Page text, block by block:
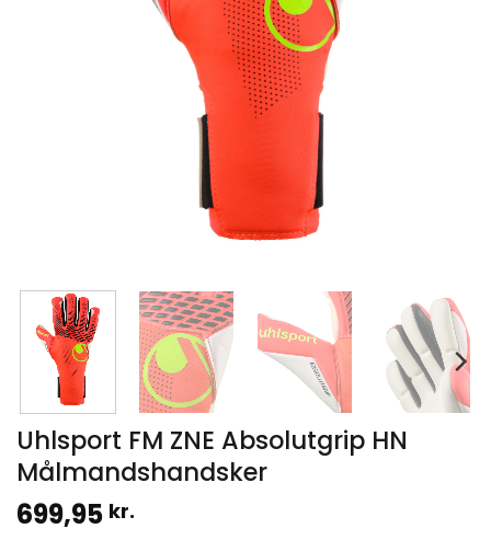
Uhlsport FM ZNE Absolutgrip HN
Målmandshandsker
699,95 kr.